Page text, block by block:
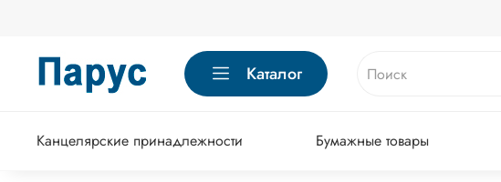
Каталог
Канцелярские принадлежности Бумажные товары